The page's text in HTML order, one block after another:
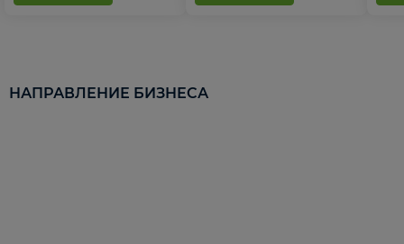
НАПРАВЛЕНИЕ БИЗНЕСА